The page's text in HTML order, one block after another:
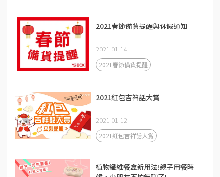
2021春節備貨提醒與休假通知
2021-01-14
2021春節備貨提醒
2021紅包吉祥話大賞
2021-01-12
2021紅包吉祥話大賞
植物纖維餐盒新用法!親子用餐時